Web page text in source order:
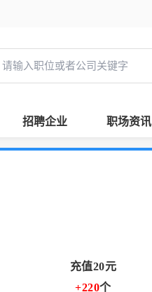
招聘企业 职场资讯
充值20元
+220个